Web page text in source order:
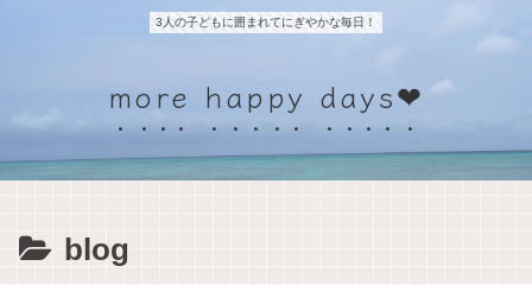
3人の子どもに囲まれてにぎやかな毎日！
more happy days❤
blog